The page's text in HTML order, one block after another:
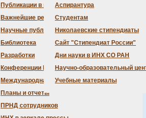
Администрация
Бланки
История Института
Локальные акты
Противодействие
Документация
Состав совета
Повестка дня заседаний
Информация ученого
Состав совета
Даты защит диссертаций
Шифры специальностей
Объявления о защитах
Предварительное
Состав СНМ
Новости науки
Награды
Публикации в ведущих журналах
Важнейшие результаты
Научные публикации сотрудников
Библиотека
Разработки
Конференции Института
Международная деятельность
Планы и отчеты
ПРНД сотрудников
Аспирантура
Студентам
Николаевские стипендиаты
Сайт "Стипендиат России"
Дни науки в ИНХ СО РАН
Научно-образовательный
Учебные материалы
диэлектрических материалов